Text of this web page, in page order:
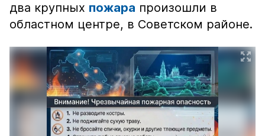
два крупных пожара произошли в
областном центре, в Советском районе.